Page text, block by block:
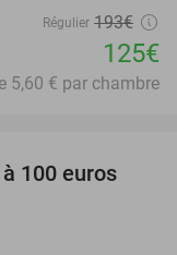
Régulier 193€
125€
5,60 € par chambre
100 euros